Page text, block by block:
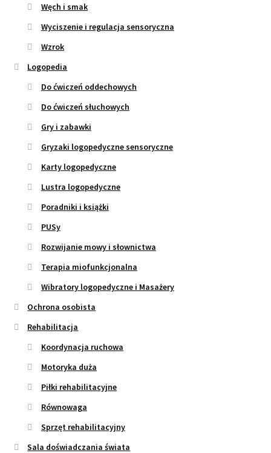
Węch i smak
Wyciszenie i regulacja sensoryczna
Wzrok
Logopedia
Do ćwiczeń oddechowych
Do ćwiczeń słuchowych
Gry i zabawki
Gryzaki logopedyczne sensoryczne
Karty logopedyczne
Lustra logopedyczne
Poradniki i książki
PUSy
Rozwijanie mowy i słownictwa
Terapia miofunkcjonalna
Wibratory logopedyczne i Masażery
Ochrona osobista
Rehabilitacja
Koordynacja ruchowa
Motoryka duża
Piłki rehabilitacyjne
Równowaga
Sprzęt rehabilitacyjny
Sala doświadczania świata